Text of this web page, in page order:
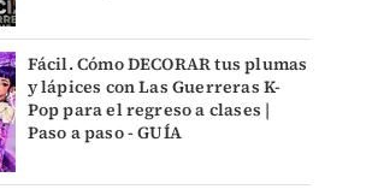
Fácil. Cómo DECORAR tus plumas
y lápices con Las Guerreras K-
Pop para el regreso a clases |
Paso a paso - GUÍA